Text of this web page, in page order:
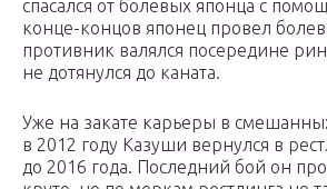
спасался от болевых японца с
конце-концов японец провел
противник валялся посередине
не дотянулся до каната.
Уже на закате карьеры в
в 2012 году Казуши вернулся в
до 2016 года. Последний бой он